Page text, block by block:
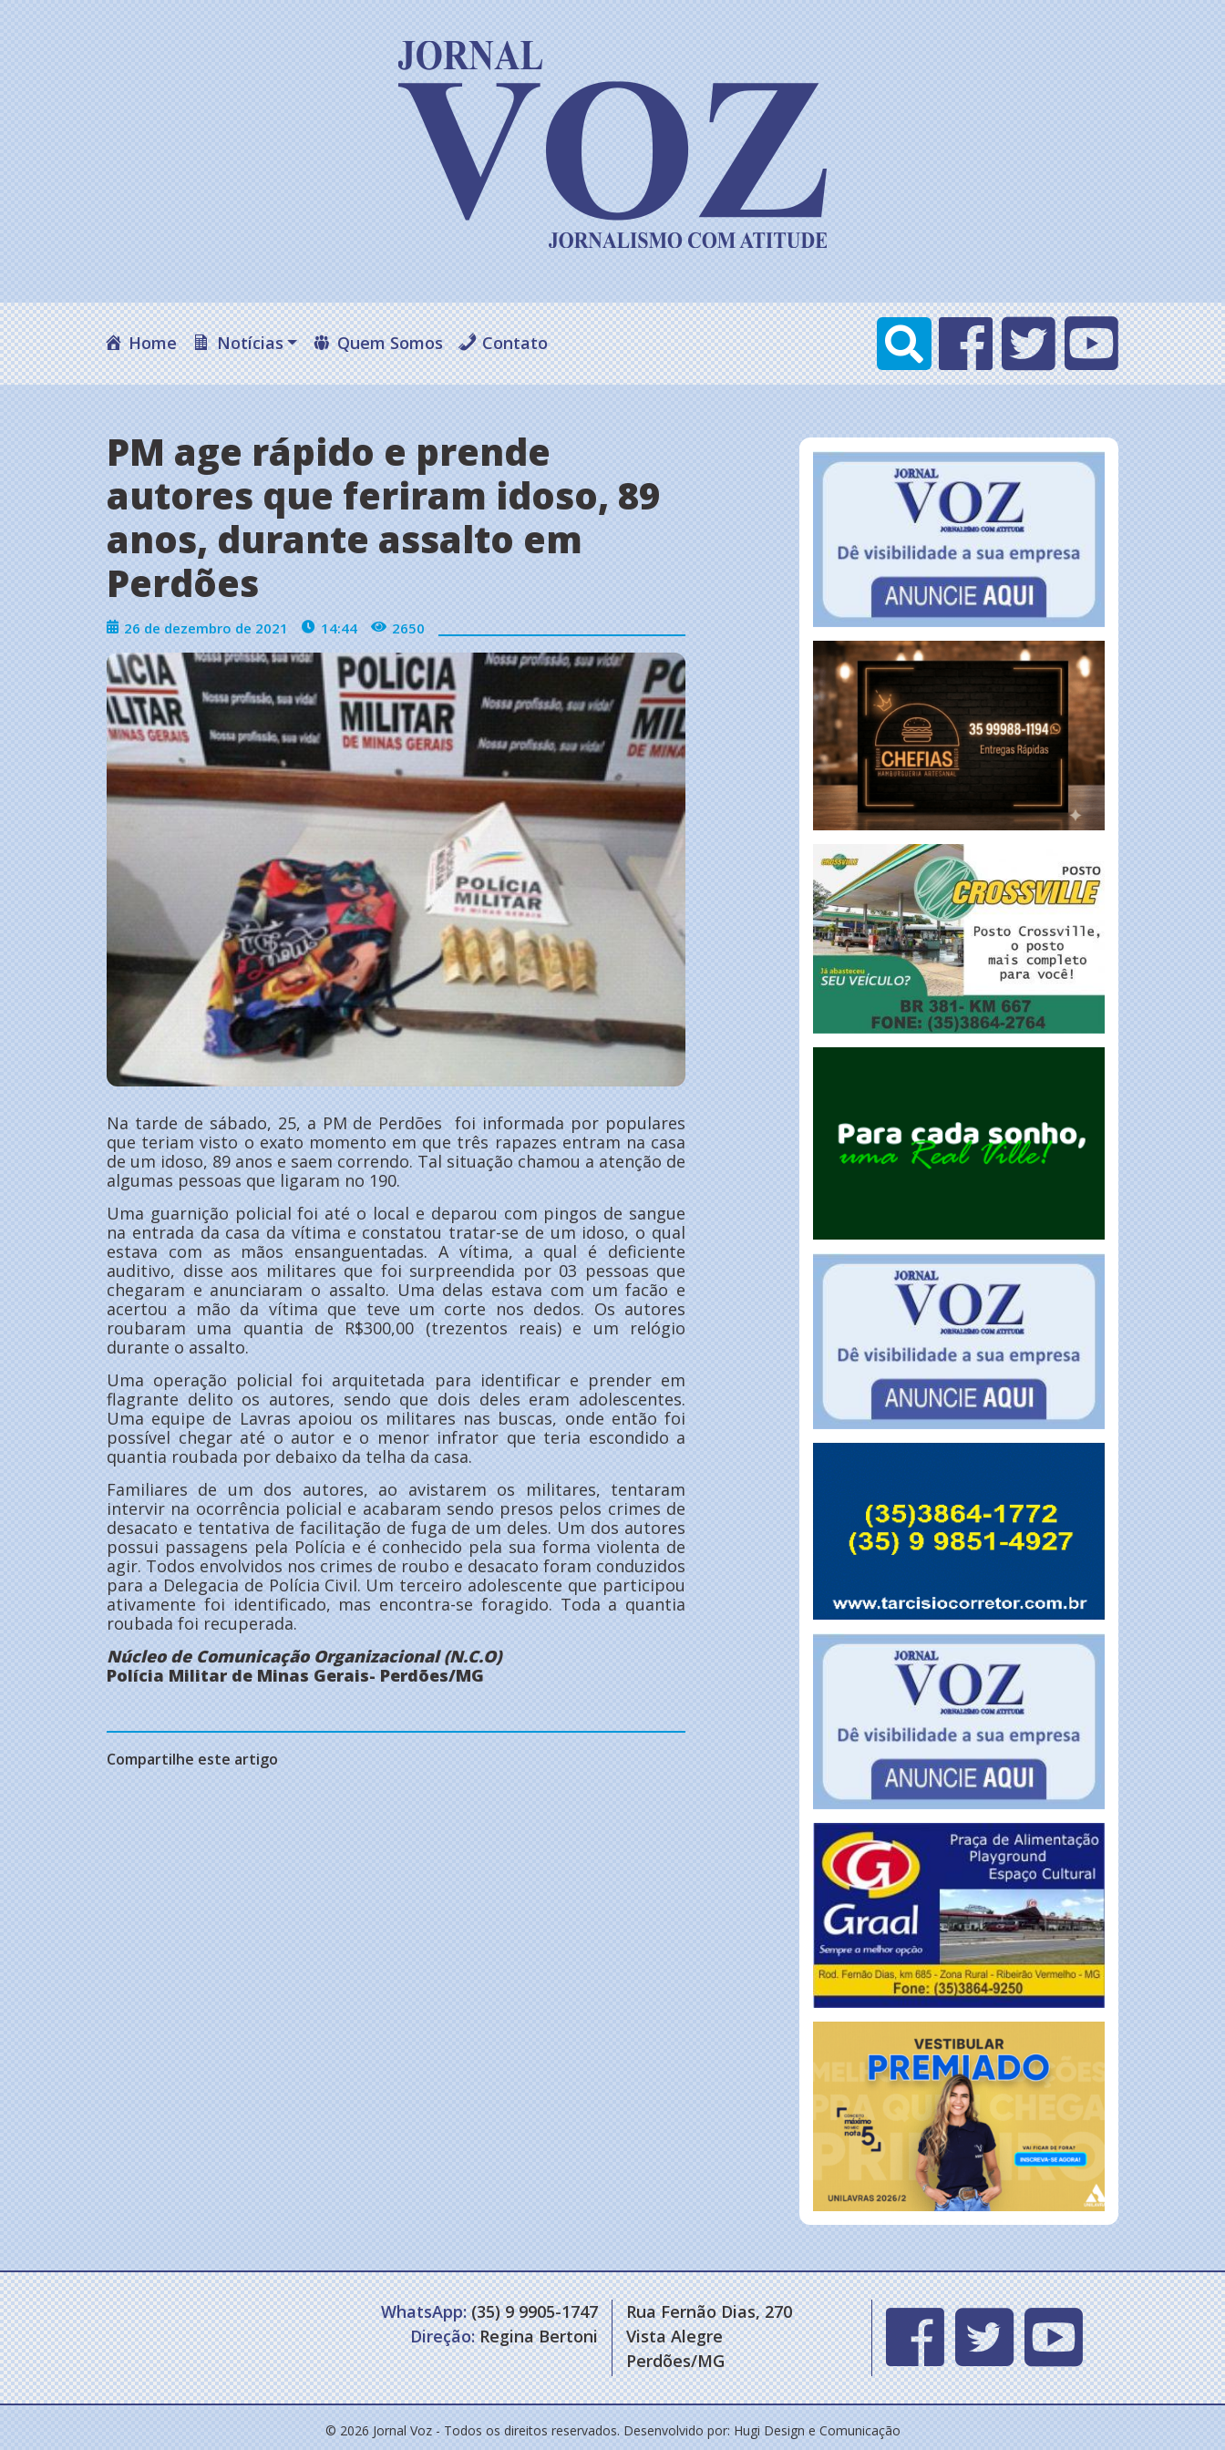
Home Notícias Quem Somos Contato
PM age rápido e prende
autores que feriram idoso, 89
anos, durante assalto em
Perdões
26 de dezembro de 2021 14:44 2650
Na tarde de sábado, 25, a PM de Perdões foi informada por populares
que teriam visto o exato momento em que três rapazes entram na casa
de um idoso, 89 anos e saem correndo. Tal situação chamou a atenção de
algumas pessoas que ligaram no 190.
Uma guarnição policial foi até o local e deparou com pingos de sangue
na entrada da casa da vítima e constatou tratar-se de um idoso, o qual
estava com as mãos ensanguentadas. A vítima, a qual é deficiente
auditivo, disse aos militares que foi surpreendida por 03 pessoas que
chegaram e anunciaram o assalto. Uma delas estava com um facão e
acertou a mão da vítima que teve um corte nos dedos. Os autores
roubaram uma quantia de R$300,00 (trezentos reais) e um relógio
durante o assalto.
Uma operação policial foi arquitetada para identificar e prender em
flagrante delito os autores, sendo que dois deles eram adolescentes.
Uma equipe de Lavras apoiou os militares nas buscas, onde então foi
possível chegar até o autor e o menor infrator que teria escondido a
quantia roubada por debaixo da telha da casa.
Familiares de um dos autores, ao avistarem os militares, tentaram
intervir na ocorrência policial e acabaram sendo presos pelos crimes de
desacato e tentativa de facilitação de fuga de um deles. Um dos autores
possui passagens pela Polícia e é conhecido pela sua forma violenta de
agir. Todos envolvidos nos crimes de roubo e desacato foram conduzidos
para a Delegacia de Polícia Civil. Um terceiro adolescente que participou
ativamente foi identificado, mas encontra-se foragido. Toda a quantia
roubada foi recuperada.
Núcleo de Comunicação Organizacional (N.C.O)
Polícia Militar de Minas Gerais- Perdões/MG
Compartilhe este artigo
WhatsApp:(35) 9 9905-1747
Direção:Regina Bertoni
Rua Fernão Dias, 270
Vista Alegre
Perdões/MG
© 2026 Jornal Voz - Todos os direitos reservados. Desenvolvido por: Hugi Design e Comunicação